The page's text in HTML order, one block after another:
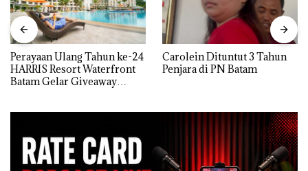
Perayaan Ulang Tahun ke-24
HARRIS Resort Waterfront
Batam Gelar Giveaway
Carolein Dituntut 3 Tahun
Penjara di PN Batam